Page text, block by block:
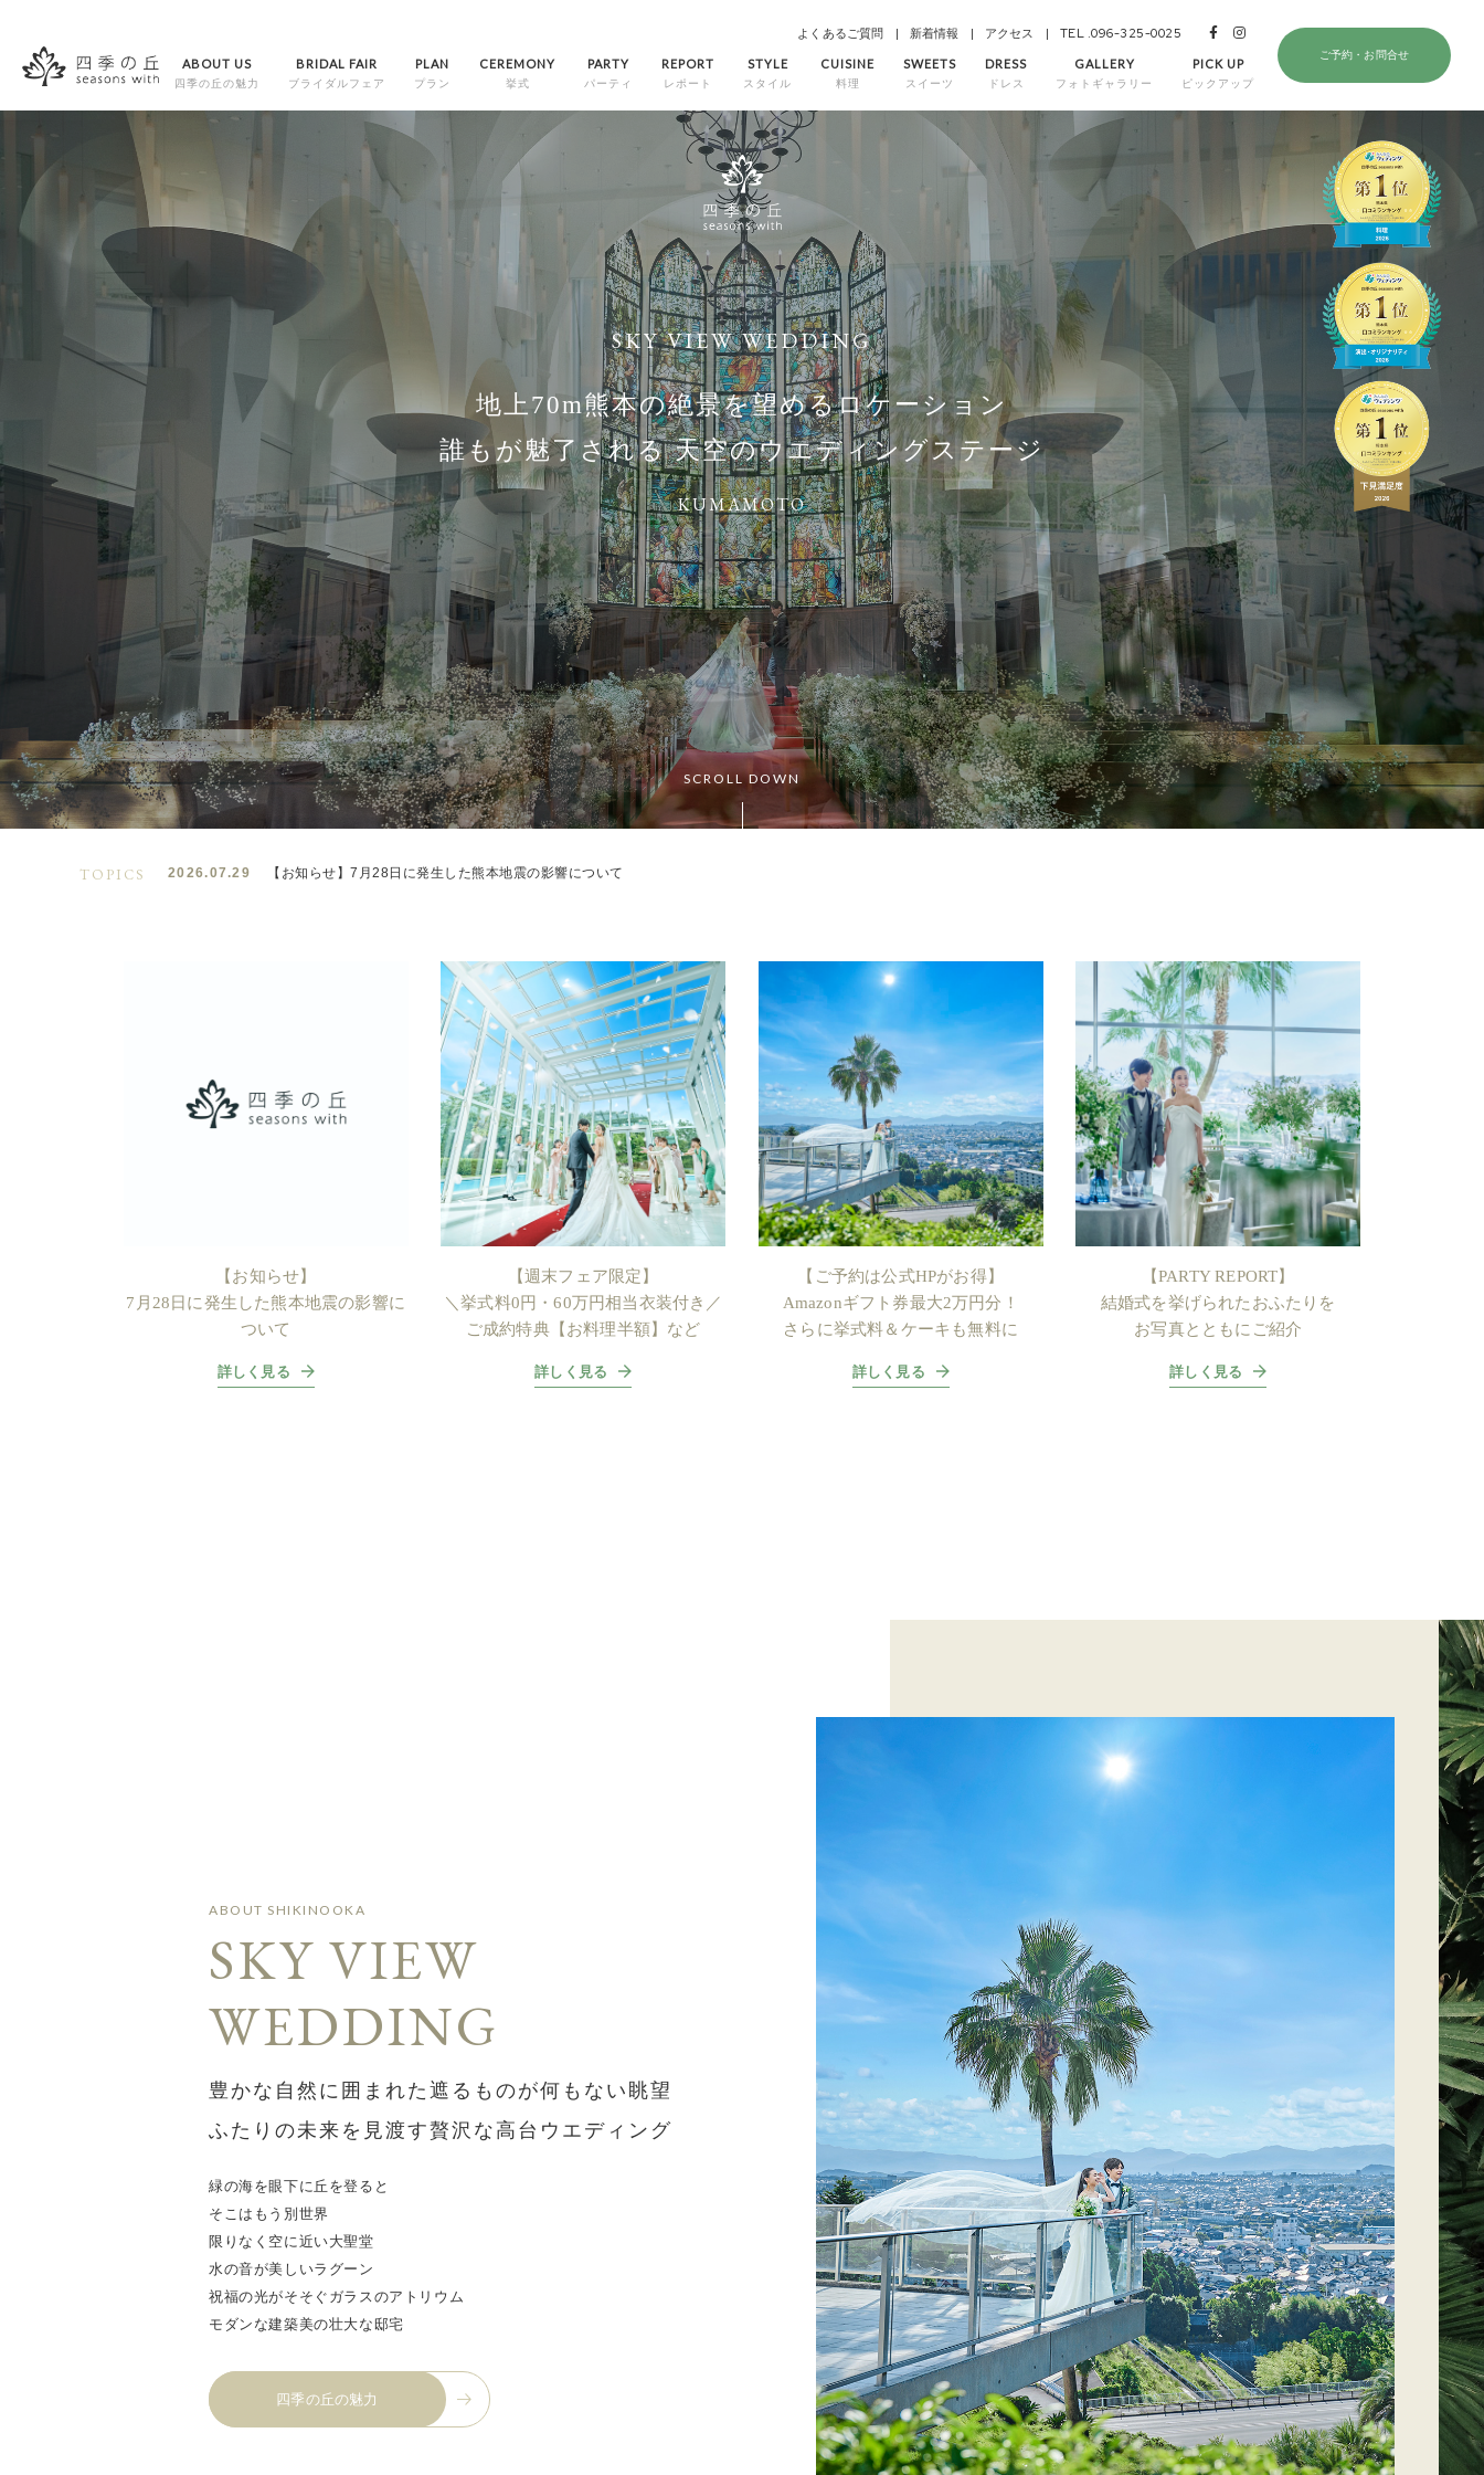
よくあるご質問 新着情報 アクセス TEL .096-325-0025
ABOUT US
四季の丘の魅力
BRIDAL FAIR
ブライダルフェア
PLAN
プラン
CEREMONY
挙式
PARTY
パーティ
REPORT
レポート
STYLE
スタイル
CUISINE
料理
SWEETS
スイーツ
DRESS
ドレス
GALLERY
フォトギャラリー
PICK UP
ピックアップ
ご予約・お問合せ
SKY VIEW WEDDING
地上70m熊本の絶景を望めるロケーション
誰もが魅了される天空のウエディングステージ
KUMAMOTO
SCROLL DOWN
TOPICS 2026.07.29 【お知らせ】7月28日に発生した熊本地震の影響について
【お知らせ】
7月28日に発生した熊本地震の影響に
ついて
詳しく見る
【週末フェア限定】
＼挙式料0円・60万円相当衣装付き／
ご成約特典【お料理半額】など
詳しく見る
【ご予約は公式HPがお得】
Amazonギフト券最大2万円分！
さらに挙式料＆ケーキも無料に
詳しく見る
【PARTY REPORT】
結婚式を挙げられたおふたりを
お写真とともにご紹介
詳しく見る
ABOUT SHIKINOOKA
SKY VIEW
WEDDING
豊かな自然に囲まれた 遮るものが何もない眺望
ふたりの未来を見渡す贅沢な高台ウエディング
緑の海を眼下に丘を登ると
そこはもう別世界
限りなく空に近い大聖堂
水の音が美しいラグーン
祝福の光がそそぐガラスのアトリウム
モダンな建築美の壮大な邸宅
四季の丘の魅力